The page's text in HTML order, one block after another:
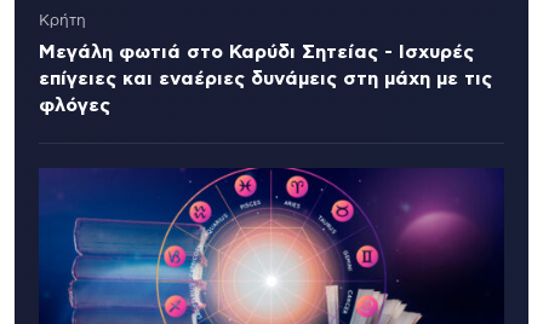
Κρήτη
Μεγάλη φωτιά στο Καρύδι Σητείας - Ισχυρές
επίγειες και εναέριες δυνάμεις στη μάχη με τις
φλόγες